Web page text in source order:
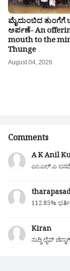
ಮೈದುಂಬಿದ ತುಂಗೆಗೆ
ಅರ್ಪಣೆ- An
mouth to the
Thunge
August 04, 2026
Comments
A K Anil
ಎಂ.ಎಲ್.ಎ
112.85%
Kiran
ಸುದ್ದಿ ಲೈವ್